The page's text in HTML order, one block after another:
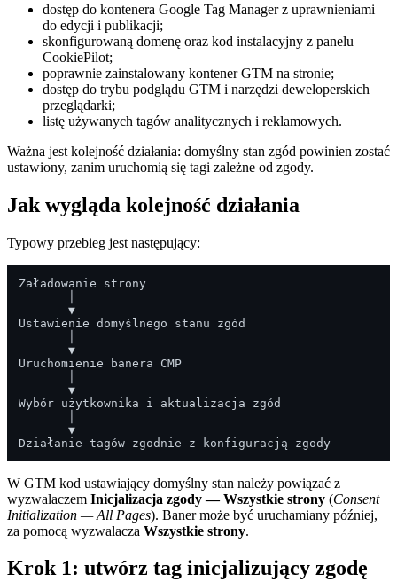
dostęp do kontenera Google Tag Manager z uprawnieniami
do edycji i publikacji;
skonfigurowaną domenę oraz kod instalacyjny z panelu
CookiePilot;
poprawnie zainstalowany kontener GTM na stronie;
dostęp do trybu podglądu GTM i narzędzi deweloperskich
przeglądarki;
listę używanych tagów analitycznych i reklamowych.
Ważna jest kolejność działania: domyślny stan zgód powinien zostać
ustawiony, zanim uruchomią się tagi zależne od zgody.
Jak wygląda kolejność działania
Typowy przebieg jest następujący:
Załadowanie strony
       ▼
Ustawienie domyślnego stanu zgód
       ▼
Uruchomienie banera CMP
       ▼
Wybór użytkownika i aktualizacja zgód
       ▼
W GTM kod ustawiający domyślny stan należy powiązać z
wyzwalaczem Inicjalizacja zgody — Wszystkie strony (Consent
Initialization — All Pages). Baner może być uruchamiany później,
za pomocą wyzwalacza Wszystkie strony.
Krok 1: utwórz tag inicjalizujący zgodę